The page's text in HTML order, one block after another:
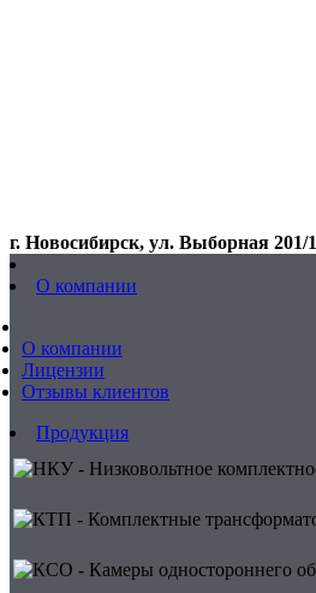
г. Новосибирск, ул. Выборная 201/1
О компании
О компании
Лицензии
Отзывы клиентов
Продукция